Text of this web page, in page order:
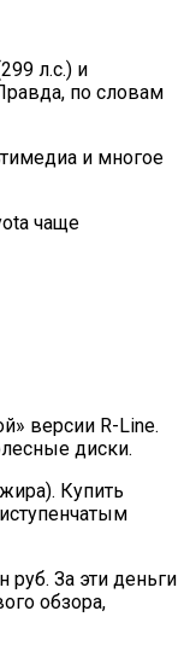
л.с.) и
по словам
и многое
чаще
версии R-Line.
диски.
Купить
За эти деньги
обзора,